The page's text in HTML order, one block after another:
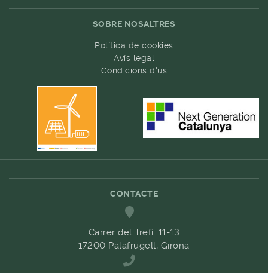
SOBRE NOSALTRES
Política de cookies
Avís legal
Condicions d'ús
CONTACTE
Carrer del Trefí. 11-13
17200 Palafrugell, Girona